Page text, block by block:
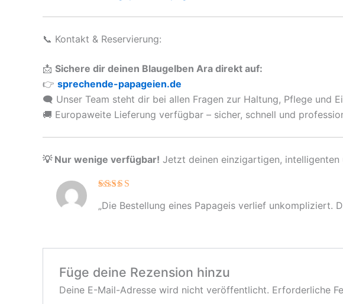
📞 Kontakt & Reservierung:
📩 Sichere dir deinen Blaugelben Ara direkt auf:
👉 sprechende-papageien.de
🗨️ Unser Team steht dir bei allen Fragen zur Haltung, Pflege und
🚚 Europaweite Lieferung verfügbar – sicher, schnell und
💡 Nur wenige verfügbar! Jetzt deinen einzigartigen, intelligenten
mit 5von
„Die Bestellung eines Papageis verlief unkompliziert.
Füge deine Rezension hinzu
Deine E-Mail-Adresse wird nicht veröffentlicht. Erforderliche